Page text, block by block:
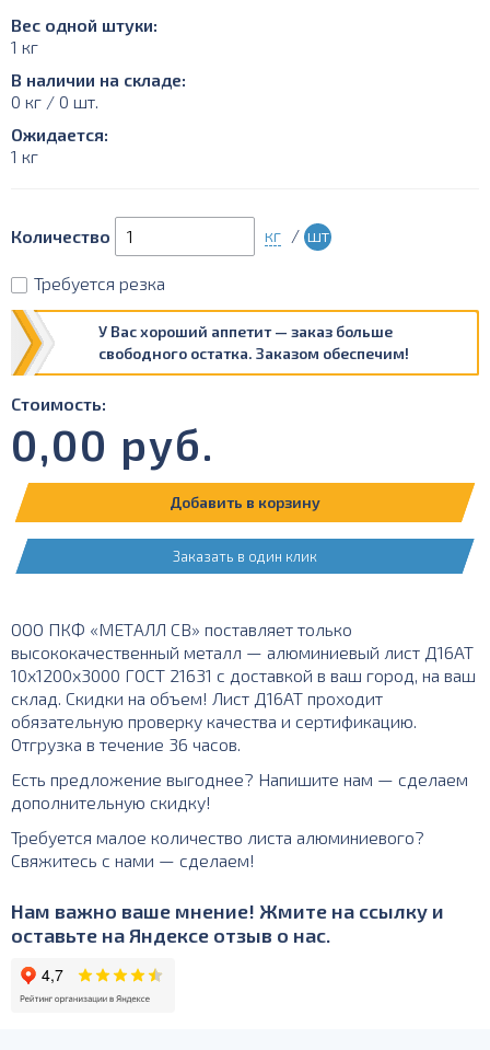
Вес одной штуки:
1 кг
В наличии на складе:
0 кг / 0 шт.
Ожидается:
1 кг
Количество кг / шт
Требуется резка
У Вас хороший аппетит — заказ больше
свободного остатка. Заказом обеспечим!
Стоимость:
0,00 руб.
Добавить в корзину
Заказать в один клик
ООО ПКФ «МЕТАЛЛ СВ» поставляет только
высококачественный металл — алюминиевый лист Д16АТ
10х1200х3000 ГОСТ 21631 с доставкой в ваш город, на ваш
склад. Скидки на объем! Лист Д16АТ проходит
обязательную проверку качества и сертификацию.
Отгрузка в течение 36 часов.
Есть предложение выгоднее? Напишите нам — сделаем
дополнительную скидку!
Требуется малое количество листа алюминиевого?
Свяжитесь с нами — сделаем!
Нам важно ваше мнение! Жмите на ссылку и
оставьте на Яндексе отзыв о нас.